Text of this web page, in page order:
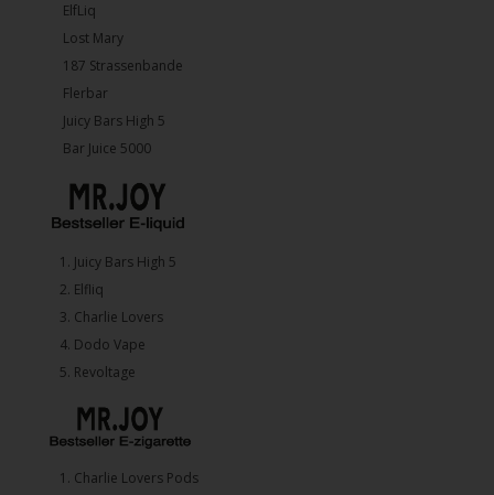
ElfLiq
Lost Mary
187 Strassenbande
Flerbar
Juicy Bars High 5
Bar Juice 5000
1.⁠ ⁠Juicy Bars High 5
2.⁠ ⁠⁠Elfliq
3.⁠ ⁠⁠Charlie Lovers
4.⁠ ⁠⁠Dodo Vape
5. ⁠Revoltage
1.⁠ ⁠Charlie Lovers Pods